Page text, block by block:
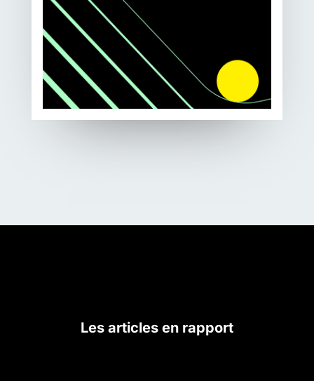
Les articles en rapport